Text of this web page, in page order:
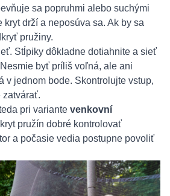
sa popruhmi alebo suchými
kryt drží a neposúva sa. Ak by sa
pružiny.
Stĺpiky dôkladne dotiahnite a sieť
byť príliš voľná, ale ani
v jednom bode. Skontrolujte vstup,
zatvárať.
pri variante venkovní
pružín dobré kontrolovať
a počasie vedia postupne povoliť